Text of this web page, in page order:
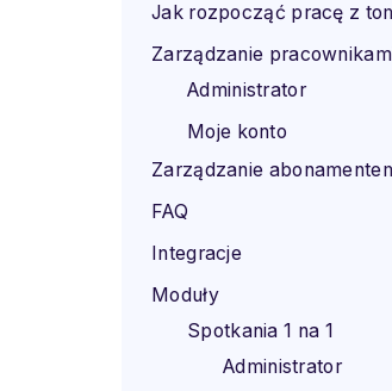
Jak rozpocząć pracę z
Zarządzanie
Administrator
Moje konto
Zarządzanie
FAQ
Integracje
Moduły
Spotkania 1 na 1
Administrator